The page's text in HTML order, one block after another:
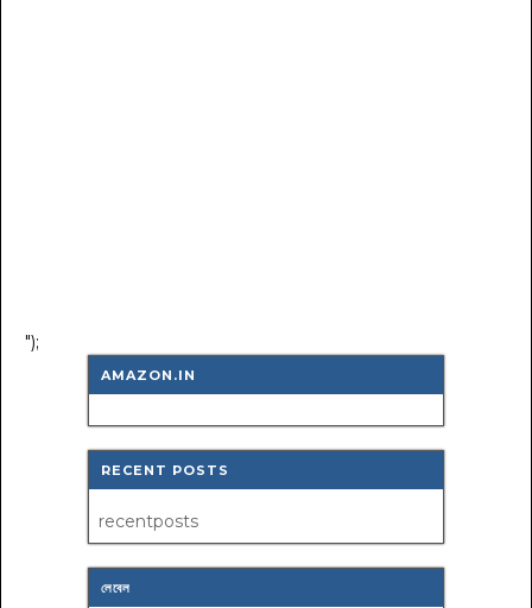
");
AMAZON.IN
RECENT POSTS
recentposts
লেবেল